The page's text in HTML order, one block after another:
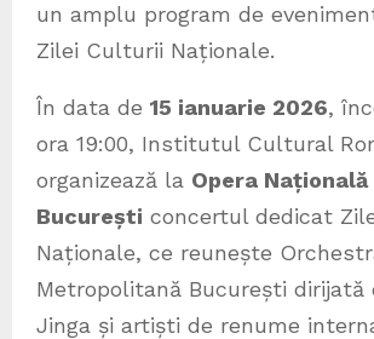
un amplu program de
Zilei Culturii Naționale.
În data de 15 ianuarie 2026,
ora 19:00, Institutul Cultural
organizează la Opera Națională
București concertul dedicat
Naționale, ce reunește
Metropolitană București dirijată
Jinga și artiști de renume